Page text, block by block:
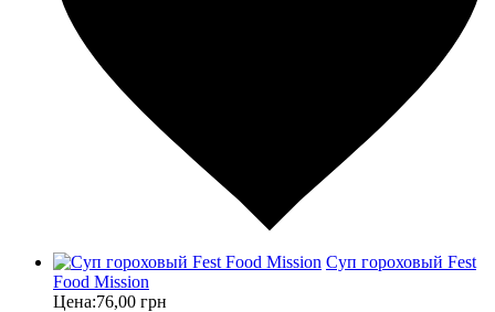
Суп гороховый Fest
Food Mission
Цена:76,00 грн